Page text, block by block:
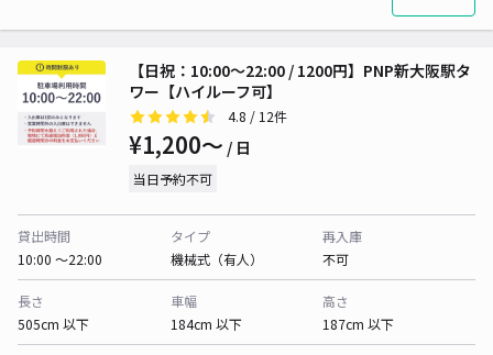
【日祝：10:00～22:00 / 1200円】PNP新大阪駅タ
ワー【ハイルーフ可】
4.8 / 12件
¥1,200〜 / 日
当日予約不可
貸出時間
10:00 〜22:00
タイプ
機械式（有人）
再入庫
不可
長さ
505cm 以下
車幅
184cm 以下
高さ
187cm 以下